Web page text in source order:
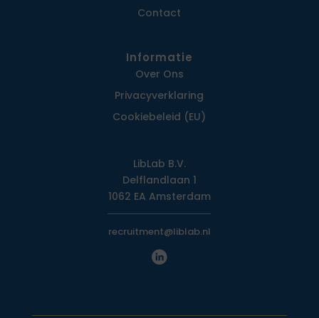
Contact
Informatie
Over Ons
Privacy­verklaring
Cookiebeleid (EU)
LibLab B.V.
Delflandlaan 1
1062 EA Amsterdam
recruitment@liblab.nl